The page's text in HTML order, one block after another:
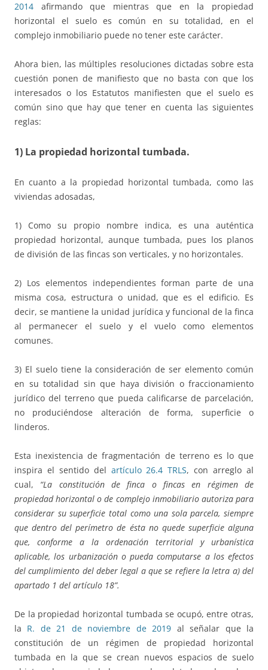
2014 afirmando que mientras que en la propiedad
horizontal el suelo es común en su totalidad, en el
complejo inmobiliario puede no tener este carácter.
Ahora bien, las múltiples resoluciones dictadas sobre esta
cuestión ponen de manifiesto que no basta con que los
interesados o los Estatutos manifiesten que el suelo es
común sino que hay que tener en cuenta las siguientes
reglas:
1) La propiedad horizontal tumbada.
En cuanto a la propiedad horizontal tumbada, como las
viviendas adosadas,
1) Como su propio nombre indica, es una auténtica
propiedad horizontal, aunque tumbada, pues los planos
de división de las fincas son verticales, y no horizontales.
2) Los elementos independientes forman parte de una
misma cosa, estructura o unidad, que es el edificio. Es
decir, se mantiene la unidad jurídica y funcional de la finca
al permanecer el suelo y el vuelo como elementos
comunes.
3) El suelo tiene la consideración de ser elemento común
en su totalidad sin que haya división o fraccionamiento
jurídico del terreno que pueda calificarse de parcelación,
no produciéndose alteración de forma, superficie o
linderos.
Esta inexistencia de fragmentación de terreno es lo que
inspira el sentido del artículo 26.4 TRLS, con arreglo al
cual, “La constitución de finca o fincas en régimen de
propiedad horizontal o de complejo inmobiliario autoriza para
considerar su superficie total como una sola parcela, siempre
que dentro del perímetro de ésta no quede superficie alguna
que, conforme a la ordenación territorial y urbanística
aplicable, los urbanización o pueda computarse a los efectos
del cumplimiento del deber legal a que se refiere la letra a) del
apartado 1 del artículo 18”.
De la propiedad horizontal tumbada se ocupó, entre otras,
la R. de 21 de noviembre de 2019 al señalar que la
constitución de un régimen de propiedad horizontal
tumbada en la que se crean nuevos espacios de suelo